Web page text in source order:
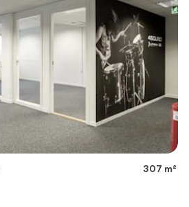
307 m²